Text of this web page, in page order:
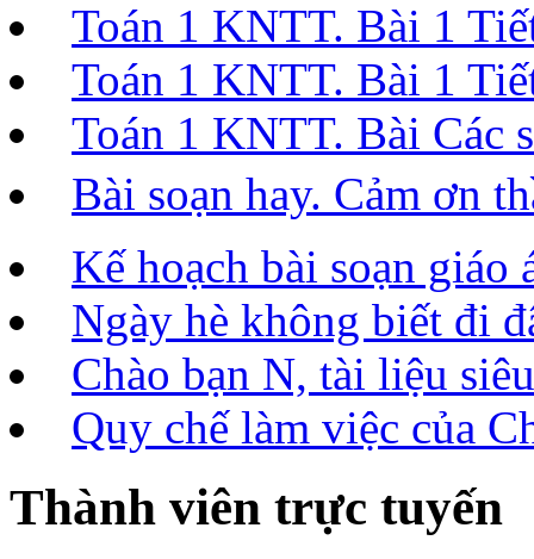
Toán 1 KNTT. Bài 1
Toán 1 KNTT. Bài 1
Toán 1 KNTT. Bài Các
Bài soạn hay. Cảm
Kế hoạch bài soạn
Ngày hè không biết đi
Chào bạn N, tài liệu
Quy chế làm việc của
Thành viên trực tuyến